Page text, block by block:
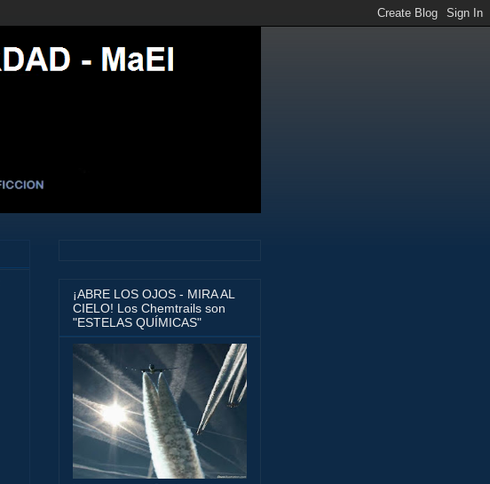
¡ABRE LOS OJOS - MIRA AL
CIELO! Los Chemtrails son
"ESTELAS QUÍMICAS"